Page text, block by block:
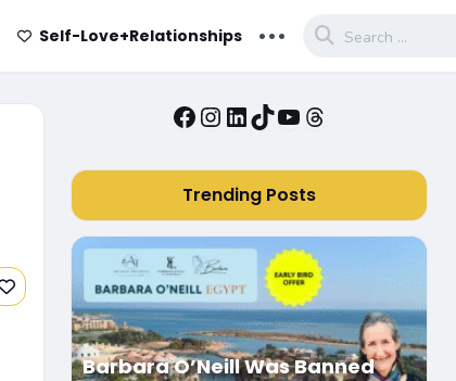
Self-Love+Relationships ...
Facebook
Instagram
LinkedIn
TikTok
YouTube
Threads
Trending Posts
Barbara O’Neill Was Banned